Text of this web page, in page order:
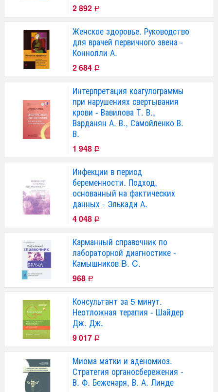
2 892 Р
Женское здоровье. Руководство
для врачей первичного звена -
Коннолли А.
2 684 Р
Интерпретация коагулограммы
при нарушениях свертывания
крови - Вавилова Т. В.,
Варданян А. В., Самойленко В.
В.
1 948 Р
Инфекции в период
беременности. Подход,
основанный на фактических
данных - Элькади А.
4 048 Р
Карманный справочник по
лабораторной диагностике -
Камышников B. C.
968 Р
Консультант за 5 минут.
Неотложная терапия - Шайдер
Дж. Дж.
9 017 Р
Миома матки и аденомиоз.
Стратегия органосбережения -
В. Ф. Беженаря, В. А. Линде